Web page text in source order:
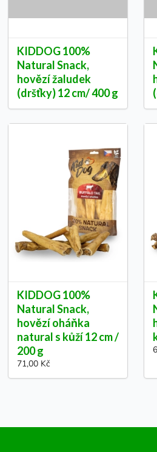
KIDDOG 100%
Natural Snack,
hovězí žaludek
(dršťky) 12 cm/ 400 g
KIDDOG 100%
Natural Snack,
hovězí oháňka
natural s kůží 12 cm /
200 g
71,00 Kč